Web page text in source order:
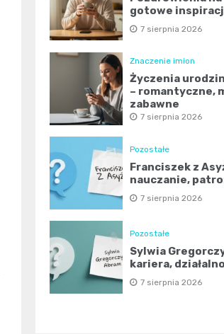
gotowe
7 sierpnia 2026
Znaczenie imion
Życzenia
– romantyczne,
zabawne
7 sierpnia 2026
Pozostałe
Franciszek z
nauczanie,
7 sierpnia 2026
Pozostałe
Sylwia
kariera,
7 sierpnia 2026